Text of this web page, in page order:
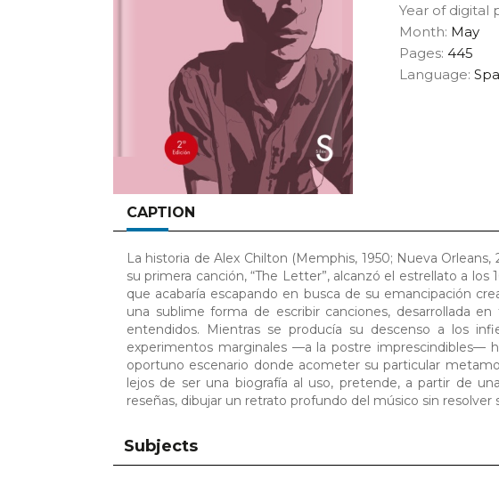
Year of digital
Month: May
Pages: 445
Language:
CAPTION
La historia de Alex Chilton (Memphis, 1950; Nueva
su primera canción, “The Letter”, alcanzó el estrellato a
que acabaría escapando en busca de su emancipación
una sublime forma de escribir canciones, desarrollada
entendidos. Mientras se producía su descenso a los
experimentos marginales —a la postre imprescindibles—
oportuno escenario donde acometer su particular
lejos de ser una biografía al uso, pretende, a partir de
reseñas, dibujar un retrato profundo del músico sin
Subjects